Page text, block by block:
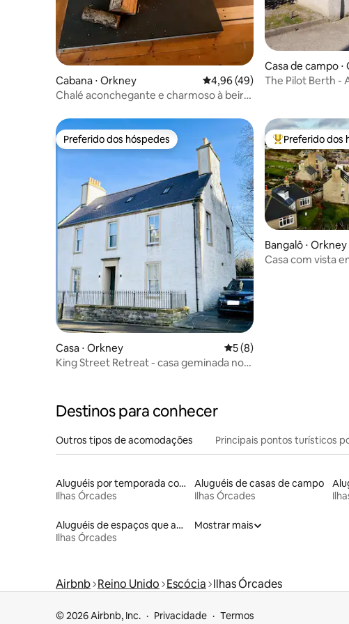
Cabana ⋅ Orkney 4,96 de uma avaliação média
4,96 (49)
Chalé aconchegante e charmoso à beira-
Casa de campo ⋅
The Pilot Berth -
Preferido dos hóspedes
Preferido dos hóspedes
Casa ⋅ Orkney 5 de uma avaliação média
5 (8)
King Street Retreat - casa geminada no
Entre os
Preferido dos
Bangalô ⋅ Orkney
Casa com vista
Destinos para conhecer
Outros tipos de acomodações Principais pontos turísticos
Aluguéis por temporada com banheira de hidromassagem
Ilhas Órcades
Aluguéis de casas de campo
Ilhas Órcades
Aluguéis de espaços que aceitam animais de estimação
Ilhas Órcades
Mostrar mais
Airbnb Reino Unido Escócia Ilhas Órcades
© 2026 Airbnb, Inc. Privacidade Termos